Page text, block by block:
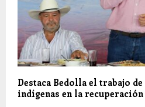
Destaca Bedolla el trabajo
indígenas en la